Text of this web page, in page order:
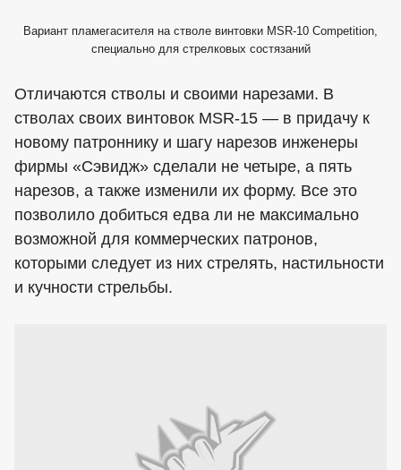
Вариант пламегасителя на стволе винтовки MSR-10 Competition,
специально для стрелковых состязаний
Отличаются стволы и своими нарезами. В
стволах своих винтовок MSR-15 — в придачу к
новому патроннику и шагу нарезов инженеры
фирмы «Сэвидж» сделали не четыре, а пять
нарезов, а также изменили их форму. Все это
позволило добиться едва ли не максимально
возможной для коммерческих патронов,
которыми следует из них стрелять, настильности
и кучности стрельбы.